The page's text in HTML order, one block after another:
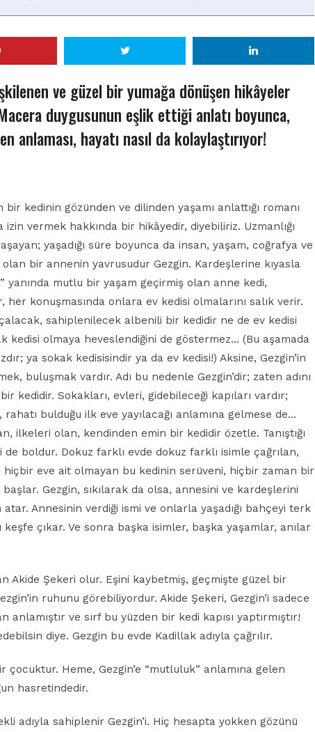
ve güzel bir yumağa dönüşen hikâyeler
duygusunun eşlik ettiği anlatı boyunca,
hayatı nasıl da kolaylaştırıyor!
bir kedinin gözünden ve dilinden yaşamı anlattığı romanı
vermek hakkında bir hikâyedir, diyebiliriz. Uzmanlığı
yaşadığı süre boyunca da insan, yaşam, coğrafya ve
bir annenin yavrusudur Gezgin. Kardeşlerine kıyasla
yanında mutlu bir yaşam geçirmiş olan anne kedi,
konuşmasında onlara ev kedisi olmalarını salık verir.
sahiplenilecek albenili bir kedidir ne de ev kedisi
kedisi olmaya heveslendiğini de göstermez… (Bu aşamada
ya sokak kedisisindir ya da ev kedisi!) Aksine, Gezgin’in
buluşmak vardır. Adı bu nedenle Gezgin’dir; zaten adını
kedidir. Sokakları, evleri, gidebileceği kapıları vardır;
bulduğu ilk eve yayılacağı anlamına gelmese de…
ilkeleri olan, kendinden emin bir kedidir özetle. Tanıştığı
boldur. Dokuz farklı evde dokuz farklı isimle çağrılan,
eve ait olmayan bu kedinin serüveni, hiçbir zaman bir
Gezgin, sıkılarak da olsa, annesini ve kardeşlerini
atar. Annesinin verdiği ismi ve onlarla yaşadığı bahçeyi terk
keşfe çıkar. Ve sonra başka isimler, başka yaşamlar, anılar
Akide Şekeri olur. Eşini kaybetmiş, geçmişte güzel bir
ruhunu görebiliyordur. Akide Şekeri, Gezgin’i sadece
ve sırf bu yüzden bir kedi kapısı yaptırmıştır!
diye. Gezgin bu evde Kadillak adıyla çağrılır.
çocuktur. Heme, Gezgin’e “mutluluk” anlamına gelen
hasretindedir.
adıyla sahiplenir Gezgin’i. Hiç hesapta yokken gözünü